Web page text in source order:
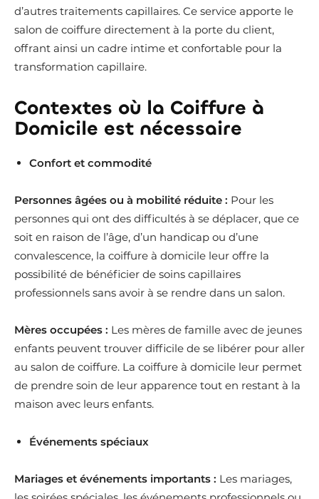
d’autres traitements capillaires. Ce service apporte le
salon de coiffure directement à la porte du client,
offrant ainsi un cadre intime et confortable pour la
transformation capillaire.
Contextes où la Coiffure à
Domicile est nécessaire
Confort et commodité
Personnes âgées ou à mobilité réduite : Pour les
personnes qui ont des difficultés à se déplacer, que ce
soit en raison de l’âge, d’un handicap ou d’une
convalescence, la coiffure à domicile leur offre la
possibilité de bénéficier de soins capillaires
professionnels sans avoir à se rendre dans un salon.
Mères occupées : Les mères de famille avec de jeunes
enfants peuvent trouver difficile de se libérer pour aller
au salon de coiffure. La coiffure à domicile leur permet
de prendre soin de leur apparence tout en restant à la
maison avec leurs enfants.
Événements spéciaux
Mariages et événements importants : Les mariages,